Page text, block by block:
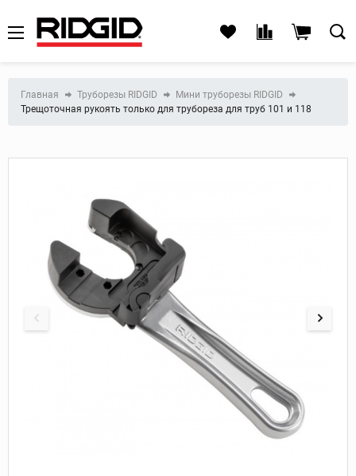
Главная Труборезы RIDGID
Мини труборезы RIDGID
Трещоточная рукоять только для трубореза для труб 101 и 118